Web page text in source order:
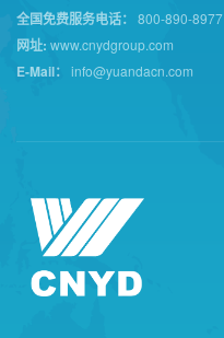
全国免费服务电话： 800-890-8977
网址: www.cnydgroup.com
E-Mail： info@yuandacn.com